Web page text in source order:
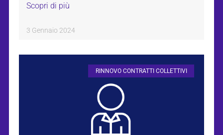
Scopri di più
3 Gennaio 2024
RINNOVO CONTRATTI COLLETTIVI